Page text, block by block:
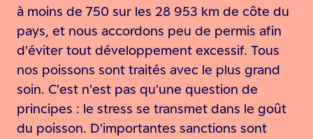
à moins de 750 sur les 28 953 km de côte du
pays, et nous accordons peu de permis afin
d'éviter tout développement excessif. Tous
nos poissons sont traités avec le plus grand
soin. C'est n'est pas qu'une question de
principes : le stress se transmet dans le goût
du poisson. D'importantes sanctions sont